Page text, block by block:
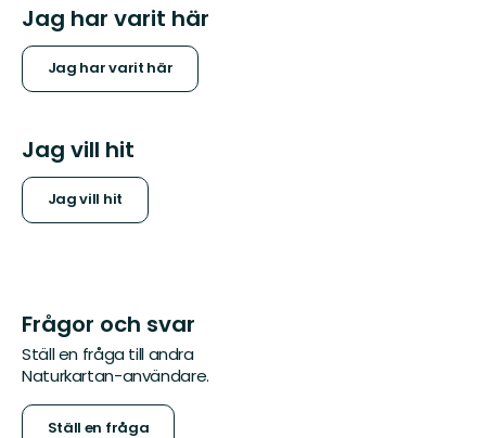
Jag har varit här
Jag har varit här
Jag vill hit
Jag vill hit
Frågor och svar
Ställ en fråga till andra
Naturkartan-användare.
Ställ en fråga